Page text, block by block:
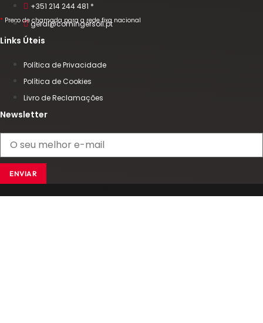
+351 214 244 481 *
* Preço de chamada para a rede fixa nacional
geral@comingersoll.pt
Links Úteis
Política de Privacidade
Política de Cookies
Livro de Reclamações
Newsletter
ENVIAR